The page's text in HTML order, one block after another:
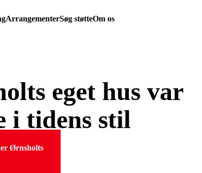
ArrangementerSøg støtteOm os
eget hus var
i tidens stil
Ørnsholts